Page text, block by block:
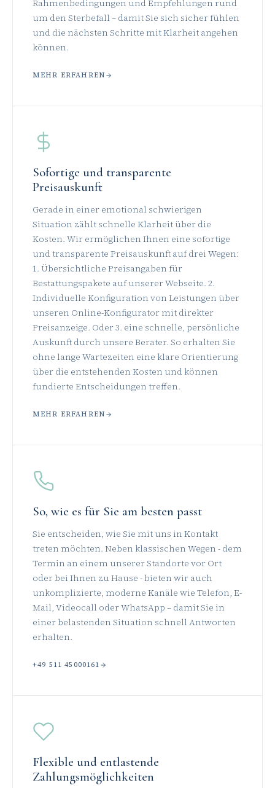
Rahmenbedingungen und Empfehlungen rund
um den Sterbefall – damit Sie sich sicher fühlen
und die nächsten Schritte mit Klarheit angehen
können.
MEHR ERFAHREN
Sofortige und transparente
Preisauskunft
Gerade in einer emotional schwierigen
Situation zählt schnelle Klarheit über die
Kosten. Wir ermöglichen Ihnen eine sofortige
und transparente Preisauskunft auf drei Wegen:
1. Übersichtliche Preisangaben für
Bestattungspakete auf unserer Webseite. 2.
Individuelle Konfiguration von Leistungen über
unseren Online-Konfigurator mit direkter
Preisanzeige. Oder 3. eine schnelle, persönliche
Auskunft durch unsere Berater. So erhalten Sie
ohne lange Wartezeiten eine klare Orientierung
über die entstehenden Kosten und können
fundierte Entscheidungen treffen.
MEHR ERFAHREN
So, wie es für Sie am besten passt
Sie entscheiden, wie Sie mit uns in Kontakt
treten möchten. Neben klassischen Wegen - dem
Termin an einem unserer Standorte vor Ort
oder bei Ihnen zu Hause - bieten wir auch
unkomplizierte, moderne Kanäle wie Telefon, E-
Mail, Videocall oder WhatsApp – damit Sie in
einer belastenden Situation schnell Antworten
erhalten.
+49 511 45000161
Flexible und entlastende
Zahlungsmöglichkeiten